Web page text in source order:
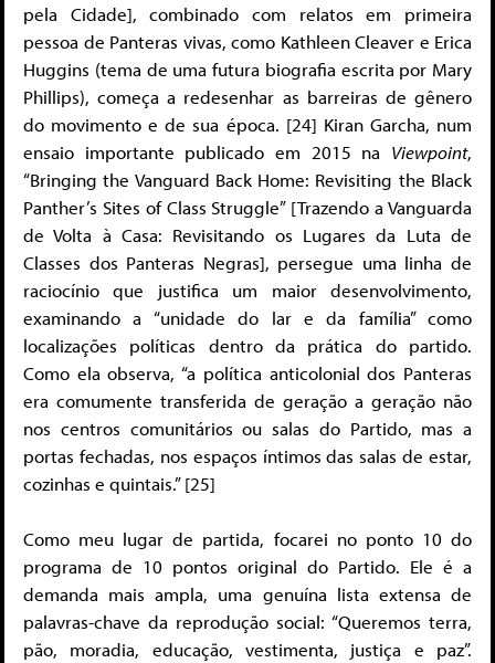
pela Cidade], combinado com relatos em primeira
pessoa de Panteras vivas, como Kathleen Cleaver e Erica
Huggins (tema de uma futura biografia escrita por Mary
Phillips), começa a redesenhar as barreiras de gênero
do movimento e de sua época. [24] Kiran Garcha, num
ensaio importante publicado em 2015 na Viewpoint,
“Bringing the Vanguard Back Home: Revisiting the Black
Panther’s Sites of Class Struggle” [Trazendo a Vanguarda
de Volta à Casa: Revisitando os Lugares da Luta de
Classes dos Panteras Negras], persegue uma linha de
raciocínio que justifica um maior desenvolvimento,
examinando a “unidade do lar e da família” como
localizações políticas dentro da prática do partido.
Como ela observa, “a política anticolonial dos Panteras
era comumente transferida de geração a geração não
nos centros comunitários ou salas do Partido, mas a
portas fechadas, nos espaços íntimos das salas de estar,
cozinhas e quintais.” [25]
Como meu lugar de partida, focarei no ponto 10 do
programa de 10 pontos original do Partido. Ele é a
demanda mais ampla, uma genuína lista extensa de
palavras-chave da reprodução social: “Queremos terra,
pão, moradia, educação, vestimenta, justiça e paz”.